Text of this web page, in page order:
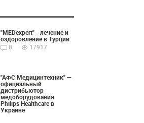
"MEDexpert" - лечение и
оздоровление в Турции
0
17917
"АФС Медицинтехник" —
официальный
дистрибьютор
медоборудования
Philips Healthcare в
Украине